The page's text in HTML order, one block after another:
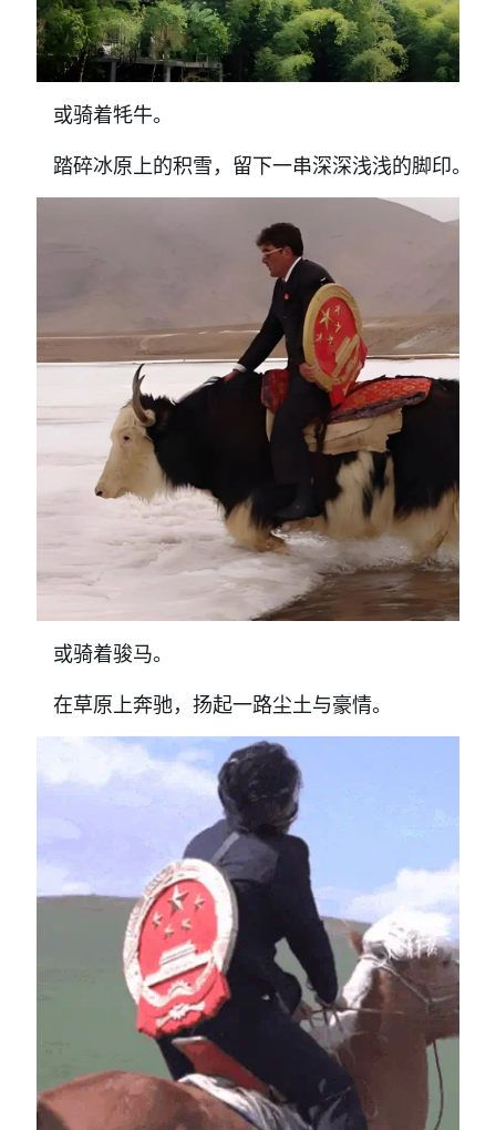
或骑着牦牛。
踏碎冰原上的积雪，留下一串深深浅浅的脚印。
或骑着骏马。
在草原上奔驰，扬起一路尘土与豪情。